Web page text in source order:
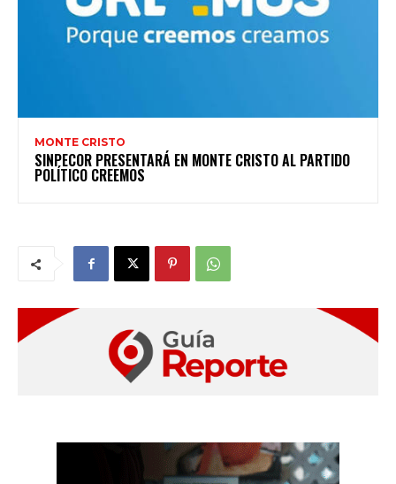
MONTE CRISTO
SINPECOR PRESENTARÁ EN MONTE CRISTO AL PARTIDO
POLÍTICO CREEMOS